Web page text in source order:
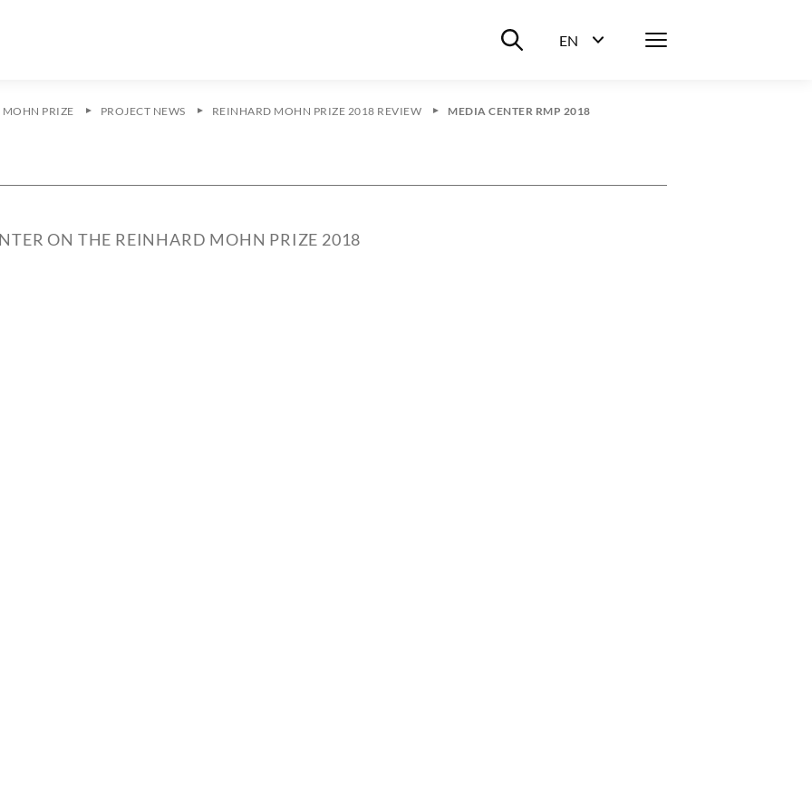
Suche ein-/ausblenden
EN
Menü
PRIZE PROJECT NEWS REINHARD MOHN PRIZE 2018 REVIEW MEDIA CENTER RMP 2018
ON THE REINHARD MOHN PRIZE 2018